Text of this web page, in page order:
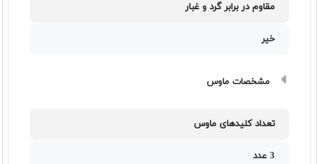
مقاوم در برابر گرد و غبار
خیر
مشخصات ماوس
تعداد کلیدهای ماوس
3 عدد